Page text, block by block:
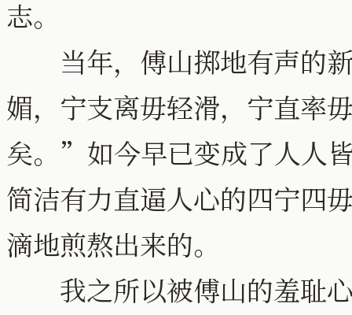
志。
当年，傅山掷地有声的
媚，宁支离毋轻滑，宁直率
矣。”如今早已变成了人人
简洁有力直逼人心的四宁四
滴地煎熬出来的。
我之所以被傅山的羞耻心